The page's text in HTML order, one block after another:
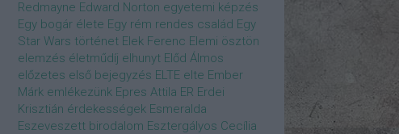
Redmayne Edward Norton egyetemi képzés
Egy bogár élete Egy rém rendes család Egy
Star Wars történet Elek Ferenc Elemi ösztön
elemzés életműdíj elhunyt Előd Álmos
előzetes első bejegyzés ELTE elte Ember
Márk emlékezünk Epres Attila ER Erdei
Krisztián érdekességek Esmeralda
Eszeveszett birodalom Esztergályos Cecília